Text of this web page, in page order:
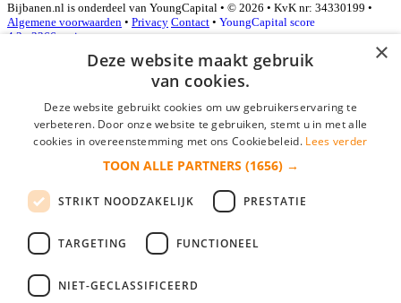
Bijbanen.nl is onderdeel van YoungCapital • © 2026 • KvK nr: 34330199 •
Algemene voorwaarden • Privacy Contact • YoungCapital score
4.3 - 3366 reviews
Inloggen als bedrijf
*
login gegevens onthouden
login
Bedrijf aanmelden
×
Deze website maakt gebruik
van cookies.
Deze website gebruikt cookies om uw gebruikerservaring te
verbeteren. Door onze website te gebruiken, stemt u in met alle
cookies in overeenstemming met ons Cookiebeleid. Lees verder
TOON ALLE PARTNERS (1656) →
STRIKT NOODZAKELIJK PRESTATIE
TARGETING FUNCTIONEEL
NIET-GECLASSIFICEERD